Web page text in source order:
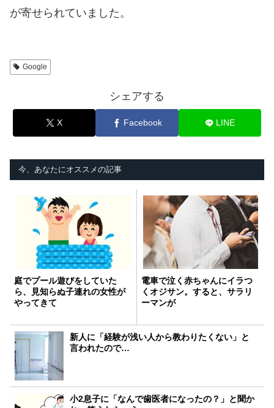
が寄せられていました。
Google
シェアする
X Facebook LINE
今、あなたにオススメの記事
庭でプール遊びをしていた
ら、見知らぬ子連れの女性が
やってきて
電車で泣く赤ちゃんにイラつ
くオジサン。すると、サラリ
ーマンが
新人に「経験が浅い人から教わりたくない」と
言われたので…
小2息子に「なんで歯医者になったの？」と聞か